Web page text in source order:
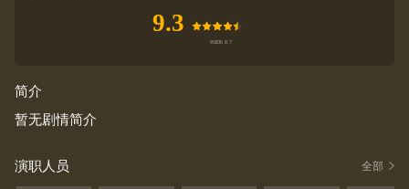
9.3
简介
暂无剧情简介
演职人员 全部